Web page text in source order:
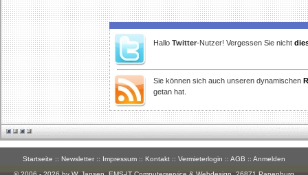
Hallo Twitter-Nutzer! Vergessen Sie nicht
Sie können sich auch unseren dynamischen
getan hat.
Startseite :: Newsletter :: Impressum :: Kontakt :: Vermieterlogin :: AGB :: Anmelden